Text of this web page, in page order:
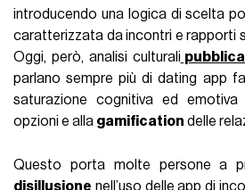
introducendo una logica di scelta
caratterizzata da incontri e rapporti
Oggi, però, analisi culturali
parlano sempre più di dating app
saturazione cognitiva ed emotiva
opzioni e alla gamification delle
Questo porta molte persone a
disillusione nell’uso delle app di